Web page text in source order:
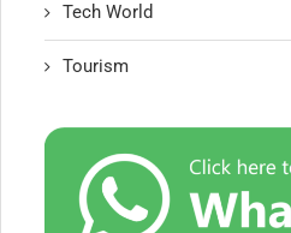
Tech World
Tourism